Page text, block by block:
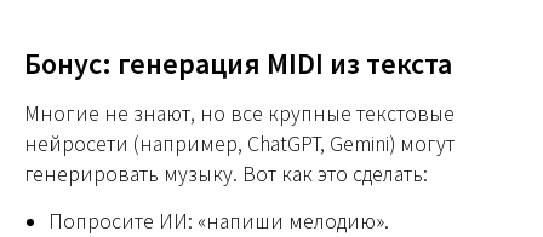
Бонус: генерация MIDI из текста
Многие не знают, но все крупные текстовые
нейросети (например, ChatGPT, Gemini) могут
генерировать музыку. Вот как это сделать:
Попросите ИИ: «напиши мелодию».